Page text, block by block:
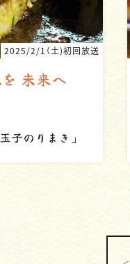
11/16（土）初回放送
客さんに
ウザ」